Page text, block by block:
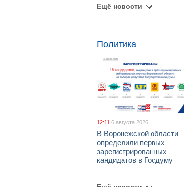
Ещё новости
Политика
12:11 6 августа 2026
В Воронежской области
определили первых
зарегистрированных
кандидатов в Госдуму